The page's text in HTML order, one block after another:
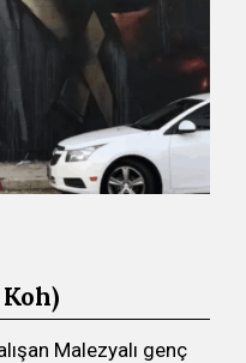
Malezyalı genç